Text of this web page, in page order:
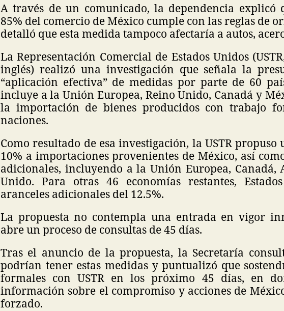
A través de un comunicado, la dependencia explicó
85% del comercio de México cumple con las reglas de
detalló que esta medida tampoco afectaría a autos,
La Representación Comercial de Estados Unidos
inglés) realizó una investigación que señala la
“aplicación efectiva” de medidas por parte de 60
incluye a la Unión Europea, Reino Unido, Canadá y
la importación de bienes producidos con trabajo
naciones.
Como resultado de esa investigación, la USTR
10% a importaciones provenientes de México, así
adicionales, incluyendo a la Unión Europea, Canadá,
Unido. Para otras 46 economías restantes,
aranceles adicionales del 12.5%.
La propuesta no contempla una entrada en vigor
abre un proceso de consultas de 45 días.
Tras el anuncio de la propuesta, la Secretaría
podrían tener estas medidas y puntualizó que
formales con USTR en los próximo 45 días, en
información sobre el compromiso y acciones de
forzado.